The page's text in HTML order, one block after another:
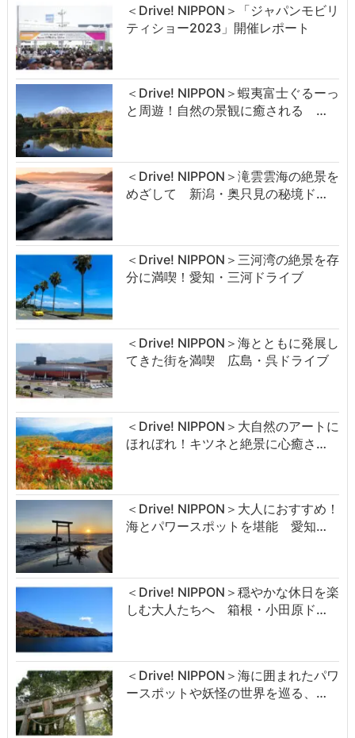
＜Drive! NIPPON＞「ジャパンモビリ
ティショー2023」開催レポート
＜Drive! NIPPON＞蝦夷富士ぐるーっ
と周遊！自然の景観に癒される …
＜Drive! NIPPON＞滝雲雲海の絶景を
めざして 新潟・奥只見の秘境ド…
＜Drive! NIPPON＞三河湾の絶景を存
分に満喫！愛知・三河ドライブ
＜Drive! NIPPON＞海とともに発展し
てきた街を満喫 広島・呉ドライブ
＜Drive! NIPPON＞大自然のアートに
ほれぼれ！キツネと絶景に心癒さ…
＜Drive! NIPPON＞大人におすすめ！
海とパワースポットを堪能 愛知…
＜Drive! NIPPON＞穏やかな休日を楽
しむ大人たちへ 箱根・小田原ド…
＜Drive! NIPPON＞海に囲まれたパワ
ースポットや妖怪の世界を巡る、…